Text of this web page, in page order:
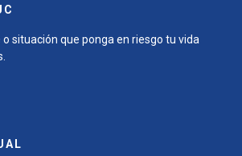
o situación que ponga en riesgo tu vida